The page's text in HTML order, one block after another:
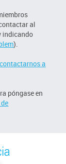
al
indicando
).
a
póngase en